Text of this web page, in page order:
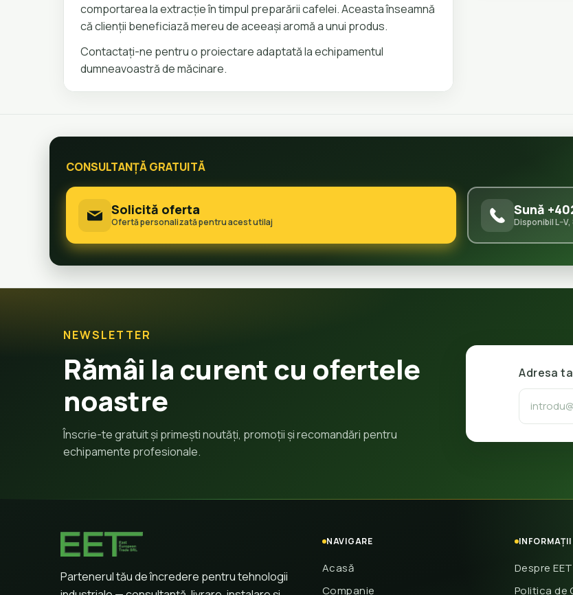
comportarea la extracție în timpul preparării cafelei. Aceasta înseamnă
că clienții beneficiază mereu de aceeași aromă a unui produs.
Contactați-ne pentru o proiectare adaptată la echipamentul
dumneavoastră de măcinare.
CONSULTANȚĂ GRATUITĂ
Solicită oferta
Ofertă personalizată pentru acest utilaj
Sună
Disponibil
NEWSLETTER
Rămâi la curent cu ofertele
noastre
Înscrie-te gratuit și primești noutăți, promoții și recomandări pentru
echipamente profesionale.
Adresa
Partenerul tău de încredere pentru tehnologii
NAVIGARE
Acasă
Companie
Despre
Politica de